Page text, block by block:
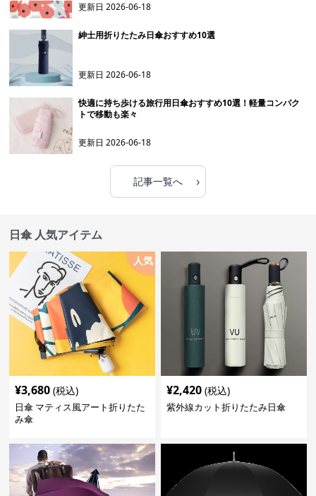
更新日2026-06-18
紳士用折りたたみ日傘おすすめ10選
更新日2026-06-18
快適に持ち歩ける旅行用日傘おすすめ10選！軽量コンパク
トで移動も楽々
更新日2026-06-18
記事一覧へ ›
日傘 人気アイテム
人気
¥3,680 (税込)
日傘 マティス風アート折りたた
み傘
¥2,420 (税込)
紫外線カット折りたたみ日傘